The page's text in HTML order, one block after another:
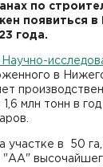
по
появиться в
года.
в
млн тонн в
участке в 50
"АА"